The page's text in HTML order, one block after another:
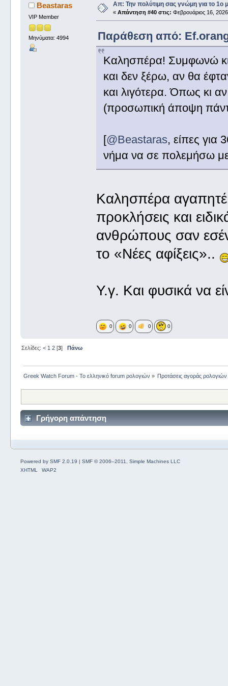
Beastaras
VIP Member
Μηνύματα: 4994
Απ: Την πολύτιμη σας γνώμη για το 1ο
« Απάντηση #40 στις: Φεβρουάριος 16,
Παράθεση από:
Καλησπέρα! Συμφωνώ
και δεν ξέρω, αν θα
και λιγότερα. Όπως κι
(προσωπική άποψη
[@Beastaras, είπες για
νήμα να σε πολεμήσω
Καλησπέρα
προκλήσεις και
ανθρώπους σαν
το «Νέες αφίξεις»..
Υ.γ. Και φυσικά να
0 0 0 0
Σελίδες: < 1 2[3] Πάνω
Greek Watch Forum - Το ελληνικό forum ρολογιών » Προτάσεις αγοράς ρολογιών
Γρήγορη απάντηση
Powered by SMF 2.0.19
SMF © 2006–2011, Simple Machines LLC
XHTML
WAP2